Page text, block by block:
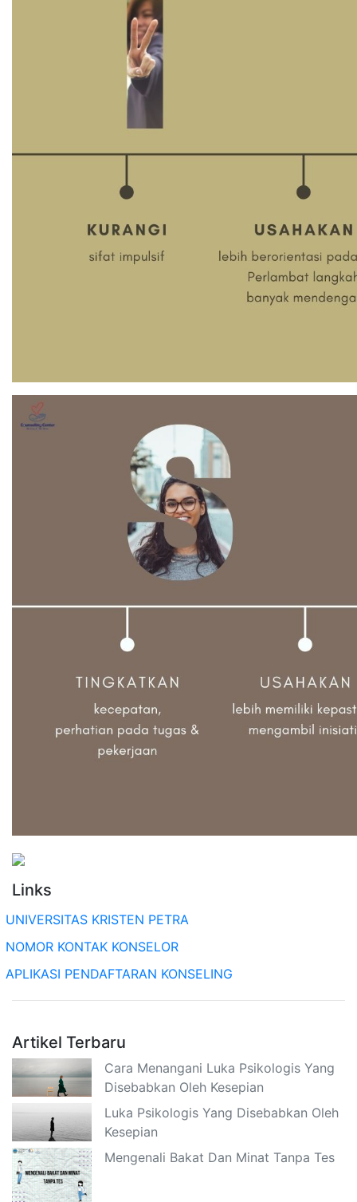
Links
UNIVERSITAS KRISTEN PETRA
NOMOR KONTAK KONSELOR
APLIKASI PENDAFTARAN KONSELING
Artikel Terbaru
Cara Menangani Luka Psikologis Yang
Disebabkan Oleh Kesepian
Luka Psikologis Yang Disebabkan Oleh
Kesepian
Mengenali Bakat Dan Minat Tanpa Tes